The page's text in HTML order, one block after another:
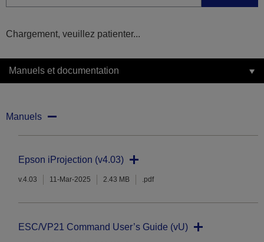
Chargement, veuillez patienter...
Manuels et documentation
Manuels
Epson iProjection (v4.03)
v.4.03 11-Mar-2025 2.43 MB .pdf
ESC/VP21 Command User’s Guide (vU)